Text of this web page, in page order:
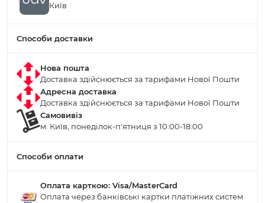
Київ
Способи доставки
Нова пошта
Доставка здійснюється за тарифами Нової Пошти
Адресна доставка
Доставка здійснюється за тарифами Нової Пошти
Самовивіз
м. Київ, понеділок-п'ятниця з 10:00-18:00
Способи оплати
Оплата карткою: Visa/MasterCard
Оплата через банківські картки платіжних систем